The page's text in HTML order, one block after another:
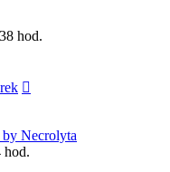
hod.
Necrolyta
hod.